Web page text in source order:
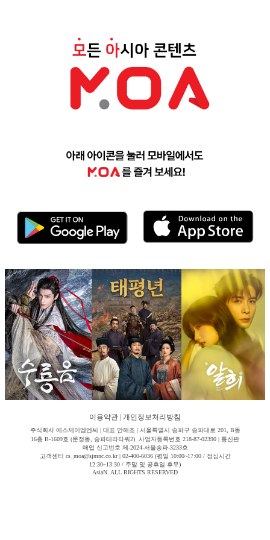
이용약관 개인정보처리방침
주식회사 에스제이엠엔씨 | 대표 안해조 | 서울특별시 송파구 송파대로 201, B동
16층 B-1609호 (문정동, 송파테라타워2) 사업자등록번호 218-87-02390 | 통신판
매업 신고번호 제-2024-서울송파-3233호
고객센터 cs_moa@sjmnc.co.kr | 02-400-6036 (평일 10:00~17:00 / 점심시간
12:30~13:30 / 주말 및 공휴일 휴무)
AsiaN. ALL RIGHTS RESERVED